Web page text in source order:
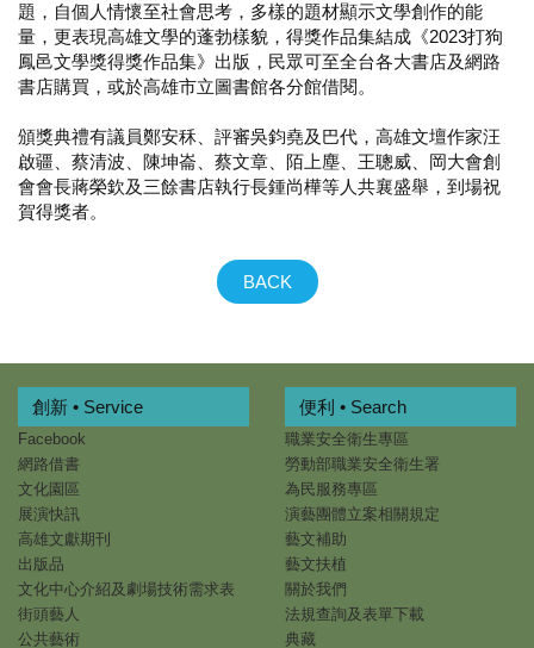
題，自個人情懷至社會思考，多樣的題材顯示文學創作的能
量，更表現高雄文學的蓬勃樣貌，得獎作品集結成《2023打狗
鳳邑文學獎得獎作品集》出版，民眾可至全台各大書店及網路
書店購買，或於高雄市立圖書館各分館借閱。
頒獎典禮有議員鄭安秝、評審吳鈞堯及巴代，高雄文壇作家汪
啟疆、蔡清波、陳坤崙、蔡文章、陌上塵、王聰威、岡大會創
會會長蔣榮欽及三餘書店執行長鍾尚樺等人共襄盛舉，到場祝
賀得獎者。
BACK
創新 • Service
Facebook
網路借書
文化園區
展演快訊
高雄文獻期刊
出版品
文化中心介紹及劇場技術需求表
街頭藝人
公共藝術
便利 • Search
職業安全衛生專區
勞動部職業安全衛生署
為民服務專區
演藝團體立案相關規定
藝文補助
藝文扶植
關於我們
法規查詢及表單下載
典藏